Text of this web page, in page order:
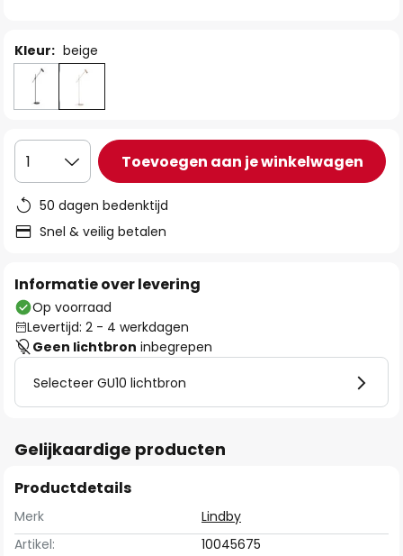
Kleur: beige
1 Toevoegen aan je winkelwagen
50 dagen bedenktijd
Snel & veilig betalen
Informatie over levering
Op voorraad
Levertijd: 2 - 4 werkdagen
Geen lichtbron inbegrepen
Selecteer GU10 lichtbron
Gelijkaardige producten
Productdetails
Merk
Lindby
Artikel:
10045675